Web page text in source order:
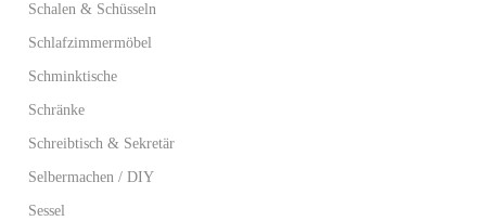
Schalen & Schüsseln
Schlafzimmermöbel
Schminktische
Schränke
Schreibtisch & Sekretär
Selbermachen / DIY
Sessel